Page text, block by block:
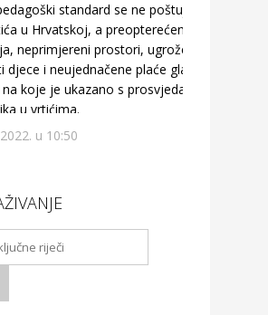
standard se ne poštuje u 80
u Hrvatskoj, a preopterećenost
neprimjereni prostori, ugroženost
djece i neujednačene plaće glavni su
koje je ukazano s prosvjeda
u vrtićima.
u 10:50